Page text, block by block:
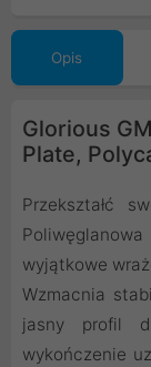
Opis
Glorious
Plate,
Przekształć
wyjątkowe
Wzmacnia
jasny profil
wykończenie